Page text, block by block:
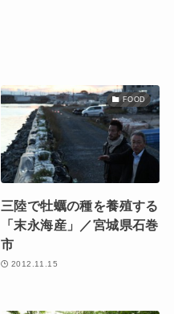
FOOD
三陸で牡蠣の種を養殖する
「末永海産」／宮城県石巻
市
2012.11.15